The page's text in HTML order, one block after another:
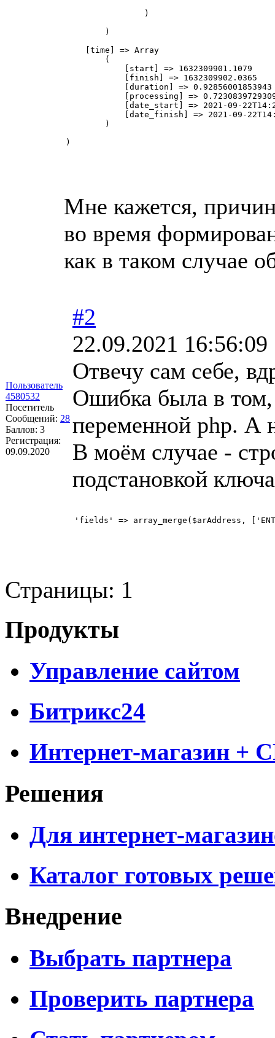
)
)
[time] => Array
(
[start] => 1632309901.1079
[finish] => 1632309902.0365
[duration] => 0.92856001853943
[processing] =>
[date_start] => 2021-09-
[date_finish] => 2021-09-
)
)
Мне кажется,
во время
как в таком случае
Пользователь
4580532
Посетитель
Сообщений: 28
Баллов: 3
Регистрация:
09.09.2020
#2
22.09.2021 16:56:09
Отвечу сам себе,
Ошибка была в том,
переменной php. А
В моём случае -
подстановкой
'fields' => array_merge($arAddress,
Страницы: 1
Продукты
Управление сайтом
Битрикс24
Интернет-магазин +
Решения
Для интернет-
Каталог готовых
Внедрение
Выбрать партнера
Проверить партнера